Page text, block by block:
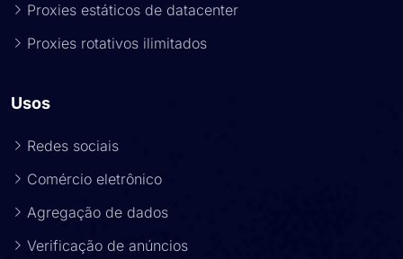
Proxies estáticos de datacenter
Proxies rotativos ilimitados
Usos
Redes sociais
Comércio eletrônico
Agregação de dados
Verificação de anúncios